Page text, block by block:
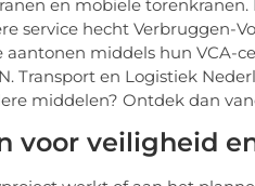
en mobiele
service hecht Verbruggen-
middels hun VCA-
Transport en Logistiek
middelen? Ontdek dan
voor veiligheid